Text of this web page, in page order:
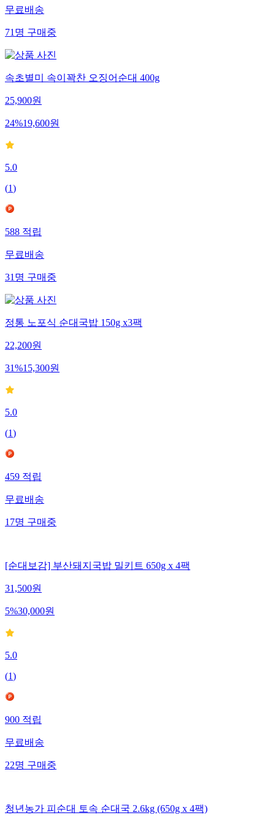
무료배송
71 명 구매중
속초별미 속이꽉찬 오징어순대 400g
25,900원
24%19,600원
5.0
(1)
588 적립
무료배송
31 명 구매중
정통 노포식 순대국밥 150g x3팩
22,200원
31%15,300원
5.0
(1)
459 적립
무료배송
17명 구매중
[순대보감] 부산돼지국밥 밀키트 650g x 4팩
31,500원
5%30,000원
5.0
(1)
900적립
무료배송
22명구매중
청년농가 피순대 토속 순대국 2.6kg (650g x 4팩)